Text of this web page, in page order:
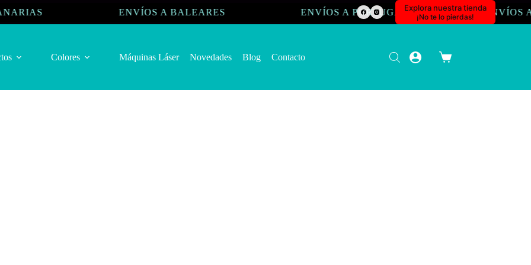
ENVÍOS A BALEARES ENVÍOS A PORTUGAL ENVÍOS A
Explora nuestra tienda
¡No te lo pierdas!
Colores Máquinas Láser Novedades Blog Contacto
Carro